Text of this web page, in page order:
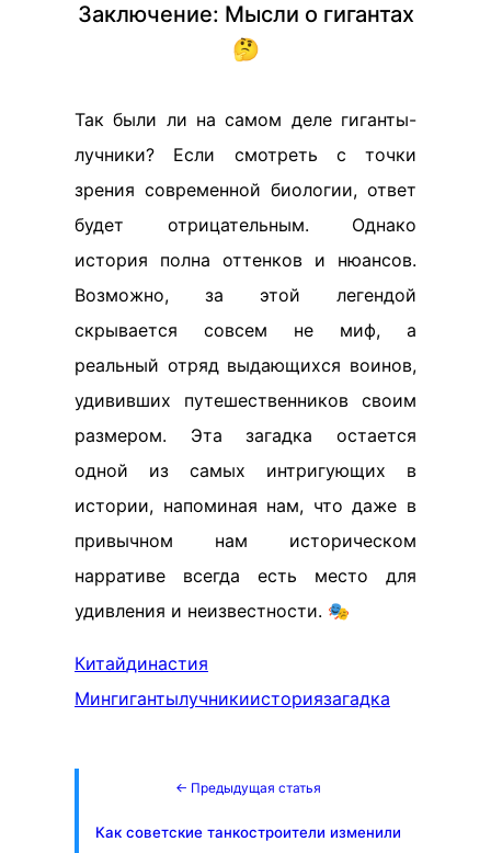
Заключение: Мысли о гигантах
🤔
Так были ли на самом деле гиганты-
лучники? Если смотреть с точки
зрения современной биологии, ответ
будет отрицательным. Однако
история полна оттенков и нюансов.
Возможно, за этой легендой
скрывается совсем не миф, а
реальный отряд выдающихся воинов,
удививших путешественников своим
размером. Эта загадка остается
одной из самых интригующих в
истории, напоминая нам, что даже в
привычном нам историческом
нарративе всегда есть место для
удивления и неизвестности. 🎭
Китайдинастия
Мингигантылучникиисториязагадка
← Предыдущая статья
Как советские танкостроители изменили